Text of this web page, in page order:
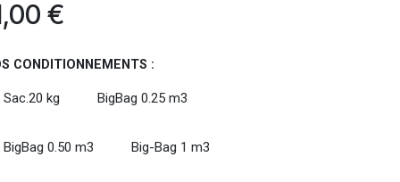
€
CONDITIONNEMENTS :
Sac.20 kg BigBag 0.25 m3
BigBag 0.50 m3 Big-Bag 1 m3